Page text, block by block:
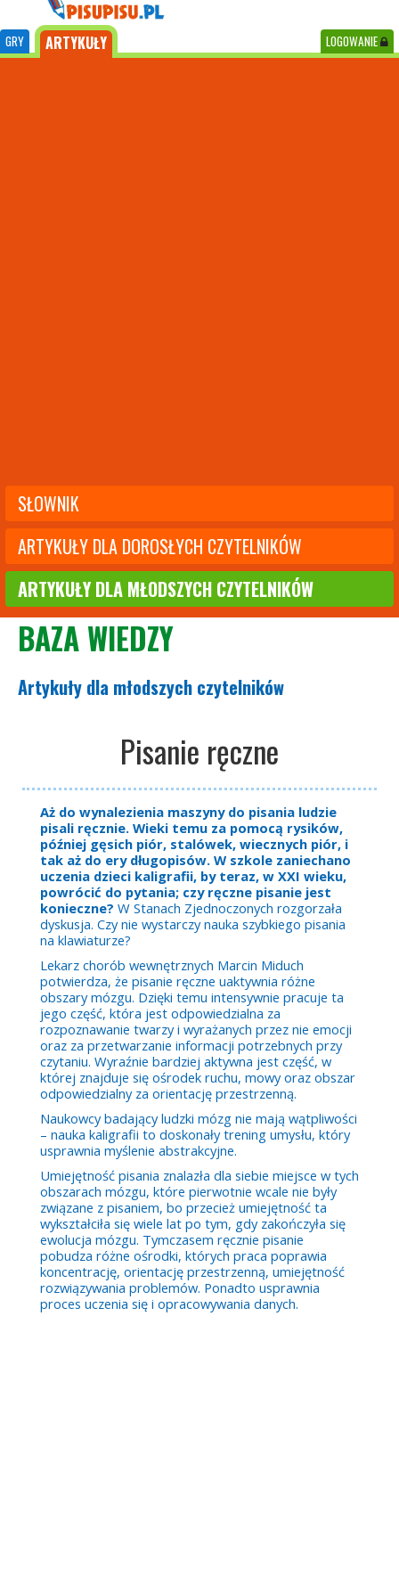
GRY ARTYKUŁY LOGOWANIE
SŁOWNIK
ARTYKUŁY DLA DOROSŁYCH CZYTELNIKÓW
ARTYKUŁY DLA MŁODSZYCH CZYTELNIKÓW
BAZA WIEDZY
Artykuły dla młodszych czytelników
Pisanie ręczne
Aż do wynalezienia maszyny do pisania ludzie
pisali ręcznie. Wieki temu za pomocą rysików,
później gęsich piór, stalówek, wiecznych piór, i
tak aż do ery długopisów. W szkole zaniechano
uczenia dzieci kaligrafii, by teraz, w XXI wieku,
powrócić do pytania; czy ręczne pisanie jest
konieczne? W Stanach Zjednoczonych rozgorzała
dyskusja. Czy nie wystarczy nauka szybkiego pisania
na klawiaturze?
Lekarz chorób wewnętrznych Marcin Miduch
potwierdza, że pisanie ręczne uaktywnia różne
obszary mózgu. Dzięki temu intensywnie pracuje ta
jego część, która jest odpowiedzialna za
rozpoznawanie twarzy i wyrażanych przez nie emocji
oraz za przetwarzanie informacji potrzebnych przy
czytaniu. Wyraźnie bardziej aktywna jest część, w
której znajduje się ośrodek ruchu, mowy oraz obszar
odpowiedzialny za orientację przestrzenną.
Naukowcy badający ludzki mózg nie mają wątpliwości
– nauka kaligrafii to doskonały trening umysłu, który
usprawnia myślenie abstrakcyjne.
Umiejętność pisania znalazła dla siebie miejsce w tych
obszarach mózgu, które pierwotnie wcale nie były
związane z pisaniem, bo przecież umiejętność ta
wykształciła się wiele lat po tym, gdy zakończyła się
ewolucja mózgu. Tymczasem ręcznie pisanie
pobudza różne ośrodki, których praca poprawia
koncentrację, orientację przestrzenną, umiejętność
rozwiązywania problemów. Ponadto usprawnia
proces uczenia się i opracowywania danych.